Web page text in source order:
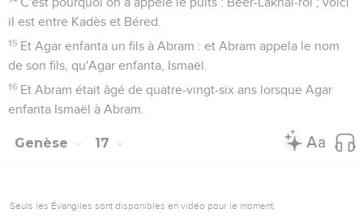
il est entre Kadès et Béred.
15 Et Agar enfanta un fils à Abram : et Abram appela le nom
de son fils, qu'Agar enfanta, Ismaël.
16 Et Abram était âgé de quatre-vingt-six ans lorsque Agar
enfanta Ismaël à Abram.
Genèse 17
Seuls les Évangiles sont disponibles en vidéo pour le moment.